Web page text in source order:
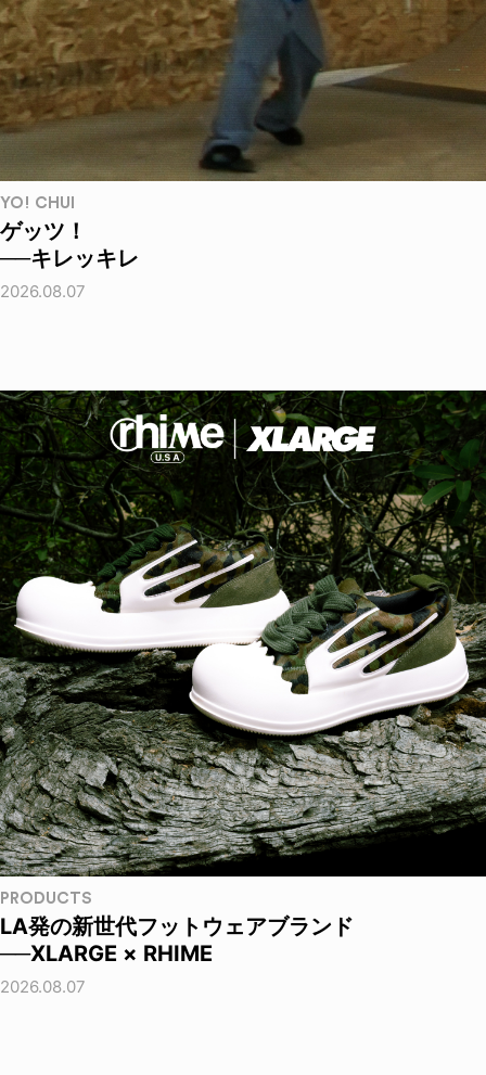
YO! CHUI
ゲッツ！
──キレッキレ
2026.08.07
PRODUCTS
LA発の新世代フットウェアブランド
──XLARGE × RHIME
2026.08.07